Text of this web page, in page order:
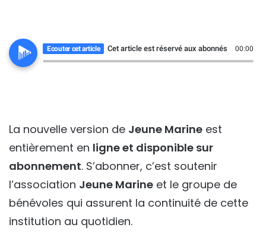
Ecouter cet article Cet article est réservé aux abonnés 00:00
La nouvelle version de Jeune Marine est
entièrement en ligne et disponible sur
abonnement. S’abonner, c’est soutenir
l’association Jeune Marine et le groupe de
bénévoles qui assurent la continuité de cette
institution au quotidien.